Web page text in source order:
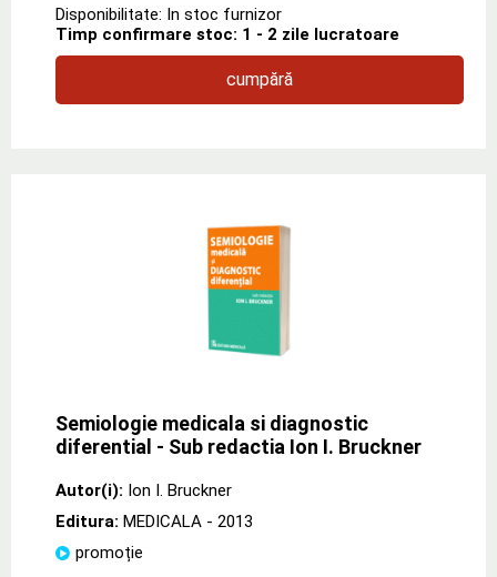
Disponibilitate: In stoc furnizor
Timp confirmare stoc: 1 - 2 zile lucratoare
cumpără
Semiologie medicala si diagnostic
diferential - Sub redactia Ion I. Bruckner
Autor(i): Ion I. Bruckner
Editura: MEDICALA - 2013
promoție